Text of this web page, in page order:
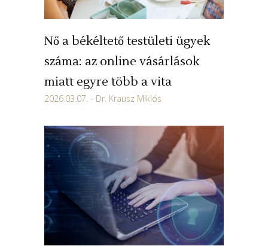
Nő a békéltető testületi ügyek
száma: az online vásárlások
miatt egyre több a vita
2026.03.07. Dr. Krausz Miklós